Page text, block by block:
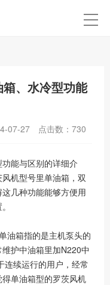
、水冷型功能
07-27 点击数： 730
能与区别的详细介
机型号里单油箱，双
几种功能能够方便用
油箱指的是主机泵头的
护中油箱里加N220中
连续运行的用户，经常
单油箱型的罗茨风机